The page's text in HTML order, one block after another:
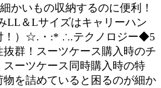
かいもの収納するのに便利！
LL＆Lサイズはキャリーハン
！）☆.・:* ∴.テクノロジー◆5
群！スーツケース購入時のチ
ーツケース同時購入時の特
を詰めていると困るのが細か